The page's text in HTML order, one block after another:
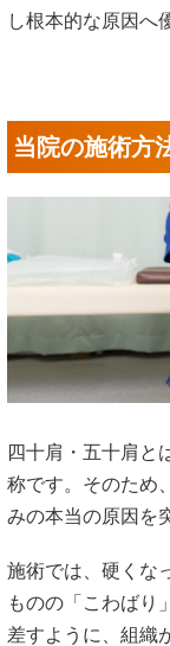
し根本的な原因へ
当院の施術方
四十肩・五十肩と
称です。そのため
みの本当の原因を
施術では、硬くな
ものの「こわばり
差すように、組織